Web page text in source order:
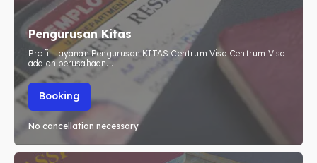
Pengurusan Kitas
Profil Layanan Pengurusan KITAS Centrum Visa Centrum Visa
adalah perusahaan...
Booking
No cancellation necessary